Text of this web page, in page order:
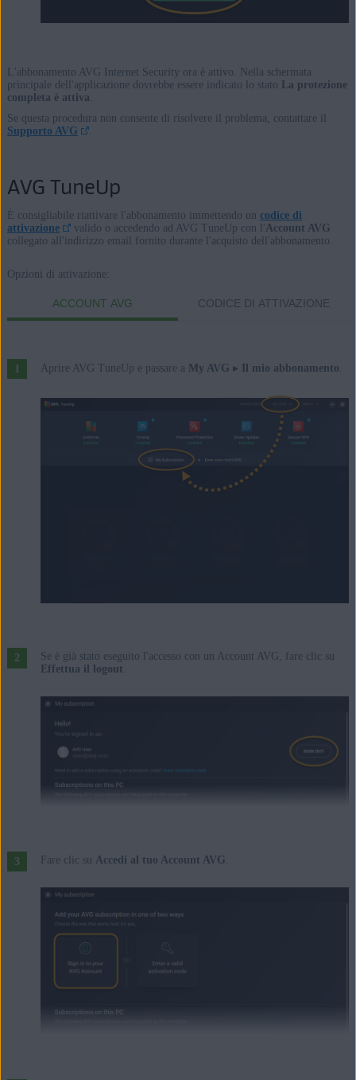
L'abbonamento AVG Internet Security ora è attivo. Nella schermata
principale dell'applicazione dovrebbe essere indicato lo stato La protezione
completa è attiva
Se questa procedura non consente di risolvere il problema, contattare il
Supporto AVG
AVG TuneUp
È consigliabile riattivare l'abbonamento immettendo un codice di
attivazione
valido o accedendo ad AVG TuneUp con l'Account AVG
collegato all'indirizzo email fornito durante l'acquisto dell'abbonamento.
Opzioni di attivazione:
ACCOUNT AVG CODICE DI ATTIVAZIONE
Aprire AVG TuneUp e passare a My AVG ▸ Il mio abbonamento
Se è già stato eseguito l'accesso con un Account AVG, fare clic su
Effettua il logout.
Fare clic su Accedi al tuo Account AVG